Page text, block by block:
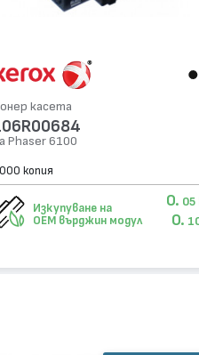
касета
Phaser 6100
копия
Изкупуване на
OEM върджин модул
0. 05
0.